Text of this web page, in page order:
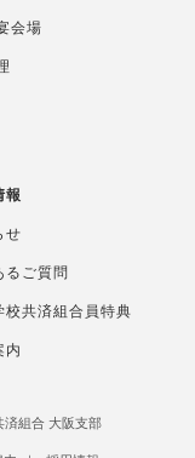
会場
報
せ
るご質問
校共済組合員特典
内
済組合 大阪支部